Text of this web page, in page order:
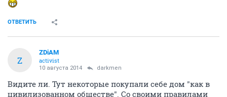
ОТВЕТИТЬ
Z
ZDiAM
activist
10 августа 2014 darkmen
Видите ли. Тут некоторые покупали себе дом "как в
цивилизованном обществе". Со своими правилами